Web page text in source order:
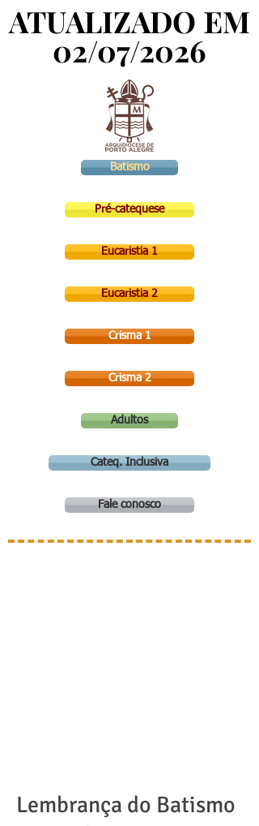
ATUALIZADO EM
02/07/2026
ATUALIZADO EM
02/07/2026
Batismo
Pré-catequese
Eucaristia 1
Eucaristia 2
Crisma 1
Crisma 2
Adultos
Cateq. Inclusiva
Fale conosco
Lembrança do Batismo